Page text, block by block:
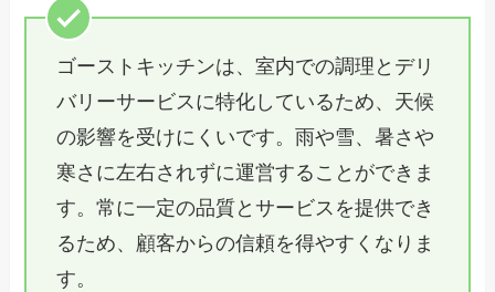
ゴーストキッチンは、室内での調理とデリ
バリーサービスに特化しているため、天候
の影響を受けにくいです。雨や雪、暑さや
寒さに左右されずに運営することができま
す。常に一定の品質とサービスを提供でき
るため、顧客からの信頼を得やすくなりま
す。